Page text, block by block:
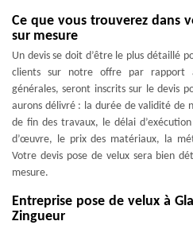
Ce que vous trouverez dans
sur mesure
Un devis se doit d’être le plus détaillé
clients sur notre offre par rapport
générales, seront inscrits sur le devis
aurons délivré : la durée de validité de
de fin des travaux, le délai
d’œuvre, le prix des matériaux, la
Votre devis pose de velux sera bien
mesure.
Entreprise pose de velux à
Zingueur